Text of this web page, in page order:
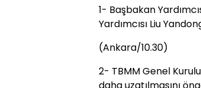
1- Başbakan
Yardımcısı Liu
(Ankara/10.30)
2- TBMM Genel